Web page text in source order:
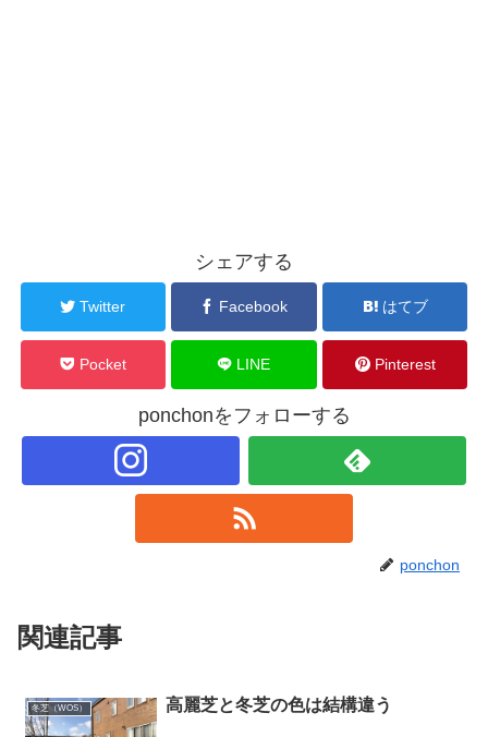
シェアする
Twitter Facebook はてブ
Pocket LINE Pinterest
ponchonをフォローする
ponchon
関連記事
冬芝（WOS） 高麗芝と冬芝の色は結構違う